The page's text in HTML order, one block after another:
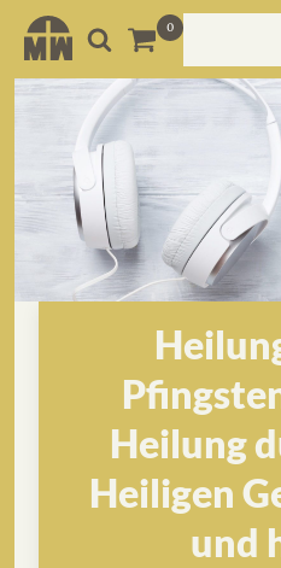
Heilung
Heiligen
und